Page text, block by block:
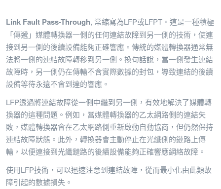
Link Fault Pass-Through, 常縮寫為LFP或LFPT。這是一種積極
「傳遞」媒體轉換器一側的任何連結故障到另一側的技術，使連
接到另一側的後續設備能夠正確響應。傳統的媒體轉換器通常無
法將一側的連結故障轉移到另一側。換句話說，當一側發生連結
故障時，另一側仍在傳輸不含實際數據的封包，導致連結的後續
設備等待永遠不會到達的響應。
LFP透過將連結故障從一側中繼到另一側，有效地解決了媒體轉
換器的這種問題。例如，當媒體轉換器的乙太網路側的連結失
敗，媒體轉換器會在乙太網路側重新啟動自動協商，但仍然保持
連結故障狀態。此外，轉換器會主動停止在光纖側的鏈路上傳
輸，以便連接到光纖鏈路的後續設備能夠正確響應網絡故障。
使用LFP技術，可以迅速注意到連結故障，從而最小化由此類故
障引起的數據損失。